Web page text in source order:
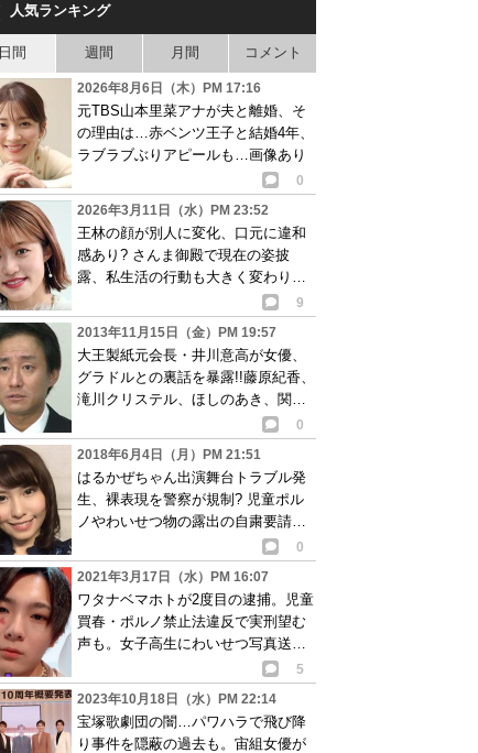
人気ランキング
日間 週間 月間 コメント
2026年8月6日（木）PM 17:16
元TBS山本里菜アナが夫と離婚、そ
の理由は…赤ベンツ王子と結婚4年、
ラブラブぶりアピールも…画像あり
0
2026年3月11日（水）PM 23:52
王林の顔が別人に変化、口元に違和
感あり? さんま御殿で現在の姿披
露、私生活の行動も大きく変わり…
9
2013年11月15日（金）PM 19:57
大王製紙元会長・井川意高が女優、
グラドルとの裏話を暴露!!藤原紀香、
滝川クリステル、ほしのあき、関東
0
2018年6月4日（月）PM 21:51
はるかぜちゃん出演舞台トラブル発
生、裸表現を警察が規制? 児童ポル
ノやわいせつ物の露出の自粛要請、
0
2021年3月17日（水）PM 16:07
ワタナベマホトが2度目の逮捕。児童
買春・ポルノ禁止法違反で実刑望む
声も。女子高生にわいせつ写真送ら
5
2023年10月18日（水）PM 22:14
宝塚歌劇団の闇…パワハラで飛び降
り事件を隠蔽の過去も。宙組女優が